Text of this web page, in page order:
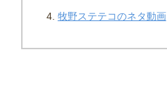
牧野ステテコのネタ動画